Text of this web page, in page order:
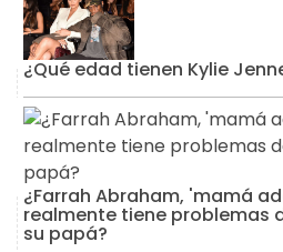
¿Qué edad tienen Kylie
¿Farrah Abraham, 'mamá
realmente tiene problemas
su papá?